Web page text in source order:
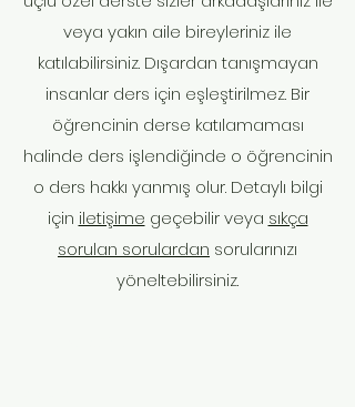
veya yakın aile bireyleriniz ile
katılabilirsiniz. Dışardan tanışmayan
insanlar ders için eşleştirilmez. Bir
öğrencinin derse katılamaması
halinde ders işlendiğinde o öğrencinin
o ders hakkı yanmış olur. Detaylı bilgi
için iletişime geçebilir veya sıkça
sorulan sorulardan sorularınızı
yöneltebilirsiniz.